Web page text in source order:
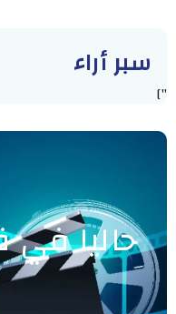
سبر أراء
"]
حاليا في